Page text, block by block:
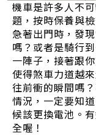
機車是許多人不
題，按時保養與
急著出門時，發
嗎？或者是騎行
一陣子，接著跟
使得煞車力道越
往前衝的瞬間嗎
情況，一定要知
候該更換電池。
全喔！